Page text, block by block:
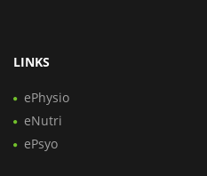
LINKS
ePhysio
eNutri
ePsyo